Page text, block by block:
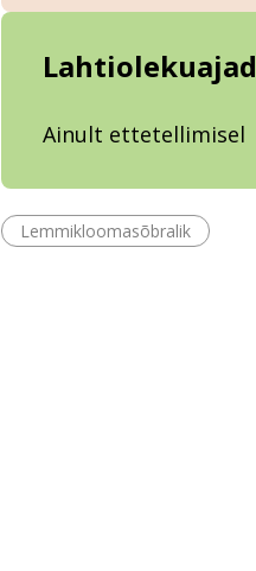
Lahtiolekuajad
Ainult ettetellimisel
Lemmikloomasõbralik